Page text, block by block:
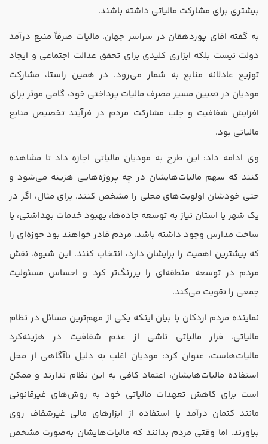
بیشتری برای مشارکت مالیاتی داشته باشند.
به گفته اقای پوردهقان در سراسر جهان، مالیات صرفاً منبع درآمد
دولت نیست بلکه ابزاری کلیدی برای تحقق عدالت اجتماعی و ایجاد
توزیع عادلانه منابع به شمار می‌رود. در همین راستا، مشارکت
مودیان در تعیین مسیر مصرف مالیات پرداختی خود، گامی موثر برای
افزایش شفافیت و جلب مشارکت مردم در فرآیند تخصیص منابع
مالیاتی بود.
وی ادامه داد: این طرح به مودیان مالیاتی اجازه داد تا مشاهده
کنند که سهم مالیات‌هایشان در چه پروژه‌هایی هزینه می‌شود و
حتی خودشان اولویت‌های محلی را مشخص کنند. برای مثال، اگر در
یک شهر یا استان نیاز به توسعه جاده‌ها، بهبود خدمات بهداشتی، یا
ساخت مدارس وجود داشته باشد، مردم قادر خواهند بود حوزه‌ای را
که بیشترین اهمیت را برایشان دارد، انتخاب کنند. این شیوه، نقش
مردم در توسعه منطقه‌ای را پررنگ‌تر کرد و احساس مسئولیت
جمعی را تقویت می‌کند.
نماینده مردم اردکان با بیان اینکه یکی از مهم‌ترین مسائل در نظام
مالیاتی، فرار مالیاتی ناشی از عدم شفافیت در هزینه‌کرد
مالیات‌هاست، عنوان کرد: مودیان اغلب به دلیل ناآگاهی از محل
استفاده مالیات‌هایشان، اعتماد کافی به این نظام ندارند و ممکن
است برای کاهش تعهدات مالیاتی خود به روش‌های غیرقانونی
مانند کتمان درآمد یا استفاده از ابزار‌های مالی غیرشفاف روی
بیاورند. اما وقتی مردم بدانند که مالیات‌هایشان به‌صورت مشخص